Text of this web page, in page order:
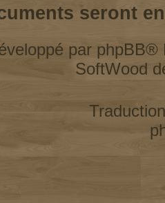
seront
par phpBB®
SoftWood